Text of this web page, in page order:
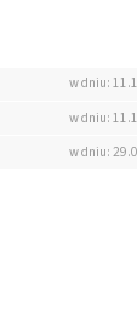
w dniu:
w dniu:
w dniu: